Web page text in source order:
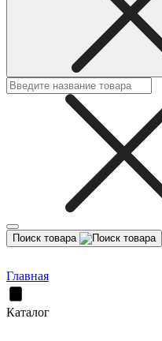
Поиск товара
Главная
Каталог